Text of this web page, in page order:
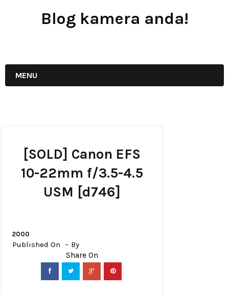
Blog kamera anda!
MENU
[SOLD] Canon EFS
10-22mm f/3.5-4.5
USM [d746]
2000
Published On By